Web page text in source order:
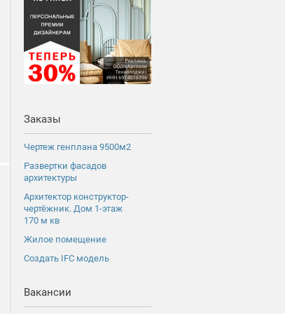
Заказы
Чертеж генплана 9500м2
Развертки фасадов
архитектуры
Архитектор конструктор-
чертёжник. Дом 1-этаж
170 м кв
Жилое помещение
Создать IFC модель
Вакансии